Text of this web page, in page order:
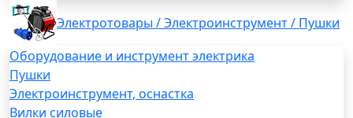
Электротовары / Электроинструмент / Пушки
Оборудование и инструмент электрика
Пушки
Электроинструмент, оснастка
Вилки силовые